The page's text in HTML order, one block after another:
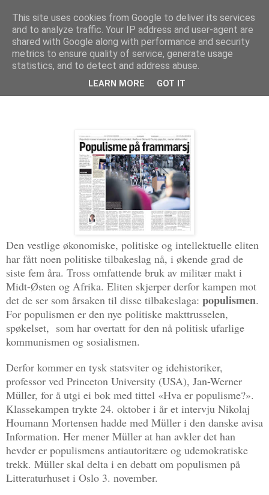
Politikus
fredag 28. oktober 2016
Spøkelset for Vestens eliter: populismen
Den vestlige økonomiske, politiske og intellektuelle eliten
har fått noen politiske tilbakeslag nå, i økende grad de
siste fem åra. Tross omfattende bruk av militær makt i
Midt-Østen og Afrika. Eliten skjerper derfor kampen mot
det de ser som årsaken til disse tilbakeslaga: populismen.
For populismen er den nye politiske makttrusselen,
spøkelset, som har overtatt for den nå politisk ufarlige
kommunismen og sosialismen.
Derfor kommer en tysk statsviter og idehistoriker,
professor ved Princeton University (USA), Jan-Werner
Müller, for å utgi ei bok med tittel «Hva er populisme?».
Klassekampen trykte 24. oktober i år et intervju Nikolaj
Houmann Mortensen hadde med Müller i den danske avisa
Information. Her mener Müller at han avkler det han
hevder er populismens antiautoritære og udemokratiske
trekk. Müller skal delta i en debatt om populismen på
Litteraturhuset i Oslo 3. november.
This site uses cookies from Google to deliver its services
and to analyze traffic. Your IP address and user-agent are
shared with Google along with performance and security
metrics to ensure quality of service, generate usage
statistics, and to detect and address abuse.
LEARN MORE GOT IT